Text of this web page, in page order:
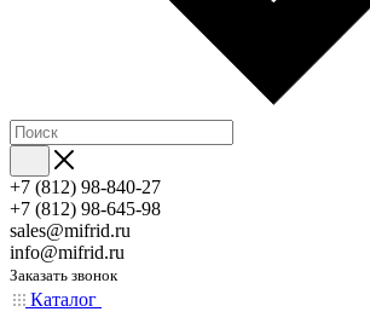
+7 (812) 98-840-27
+7 (812) 98-645-98
sales@mifrid.ru
info@mifrid.ru
Заказать звонок
Каталог